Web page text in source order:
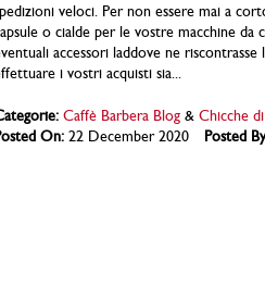
veloci. Per non essere mai a
o cialde per le vostre macchine da
accessori laddove ne
i vostri acquisti sia...
Caffè Barbera Blog& Chicche
On:22 December 2020 Posted